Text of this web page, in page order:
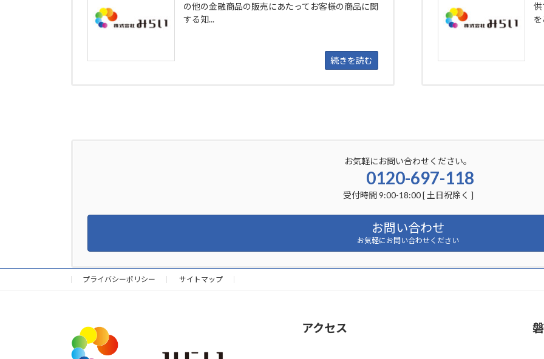
の他の金融商品の販売にあたってお客様の商品に関
する知...
続きを読む
供
お気軽にお問い合わせください。
0120-697-118
受付時間 9:00-18:00 [ 土日祝除く ]
お問い合わせ
お気軽にお問い合わせください
プライバシーポリシー サイトマップ
アクセス